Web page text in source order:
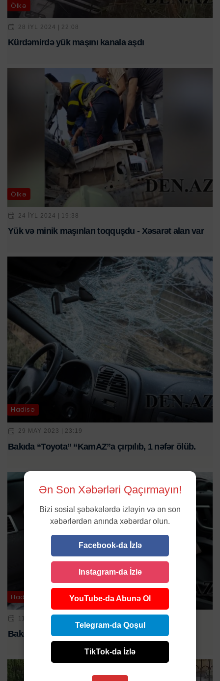
Ölkə
28 IYL 2024 | 22:08
Kürdəmirdə yük maşını kanala aşdı
Ölkə
24 IYL 2024 | 19:38
Yük və minik maşınları toqquşdu - Xəsarət alan var
Hadisə
29 MAY 2023 | 23:19
Bakıda “Toyota” “KamAZ”a çırpılıb, 1 nəfər ölüb.
Hadisə
11 NOY 2024 | 09:32
Bakıda 2 maşın toqquşub - Ölən var
Ən Son Xəbərləri Qaçırmayın!
Bizi sosial şəbəkələrdə izləyin və ən son
xəbərlərdən anında xəbərdar olun.
Facebook-da İzlə
Instagram-da İzlə
YouTube-da Abunə Ol
Telegram-da Qoşul
TikTok-da İzlə